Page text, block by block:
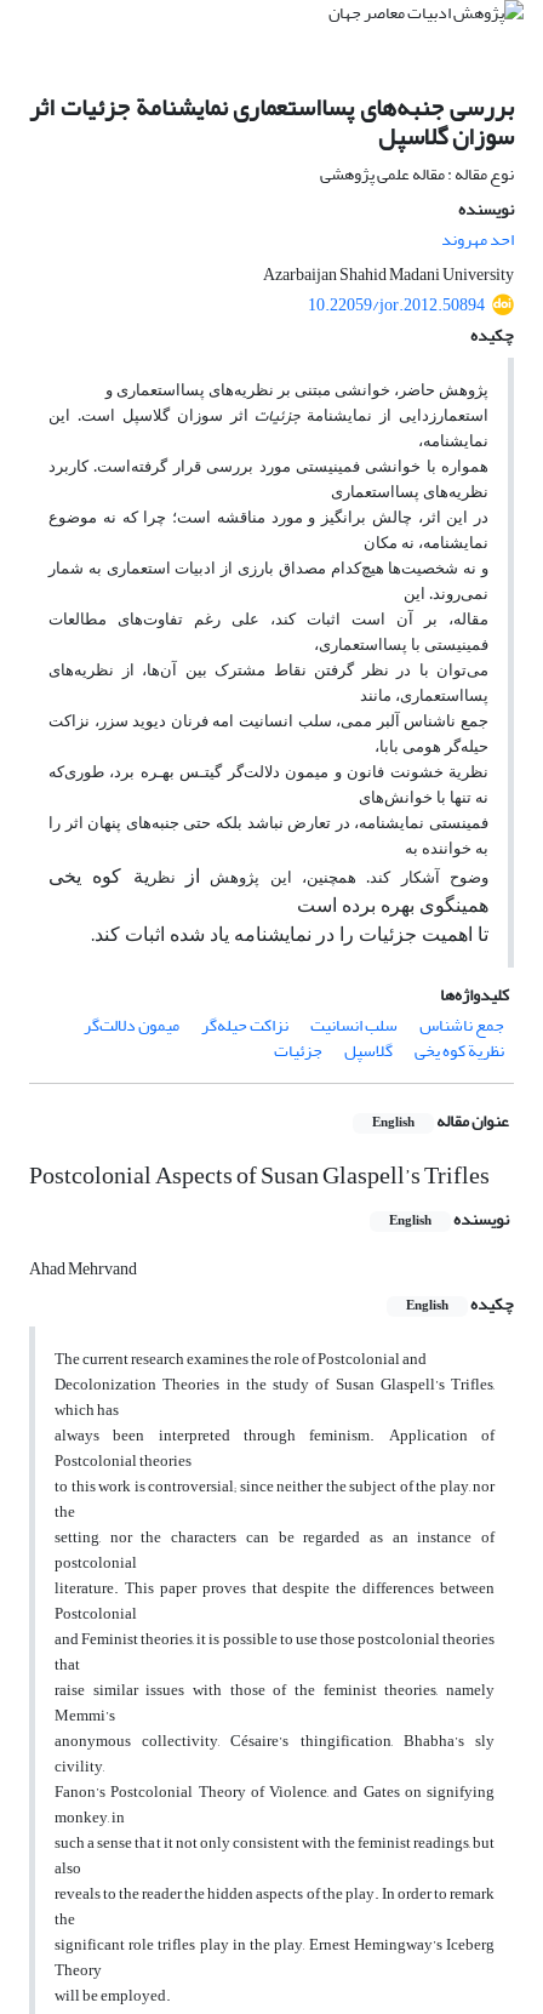
بررسی جنبه‌های پسااستعماری نمایشنامة جزئیات اثر
سوزان گلاسپل
نوع مقاله : مقاله علمی پژوهشی
نویسنده
احد مهروند
Azarbaijan Shahid Madani University
10.22059/jor.2012.50894
چکیده
پژوهش حاضر، خوانشی مبتنی بر نظریه‌های پسااستعماری و
استعمارزدایی از نمایشنامةجزئیات اثر سوزان گلاسپل است. این
نمایشنامه،
همواره با خوانشی فمینیستی مورد بررسی قرار گرفته‌است. کاربرد
نظریه‌های پسااستعماری
در این اثر، چالش برانگیز و مورد مناقشه است؛ چرا که نه موضوع
نمایشنامه، نه مکان
و نه شخصیت‌ها هیچ‌کدام مصداق بارزی از ادبیات استعماری به شمار
نمی‌روند. این
مقاله، بر آن است اثبات کند، علی رغم تفاوت‌های مطالعات
فمینیستی با پسااستعماری،
می‌توان با در نظر گرفتن نقاط مشترک بین آن‌ها، از نظریه‌های
پسا‌استعماری، مانند
جمع ناشناس آلبر ممی، سلب انسانیت امه فرنان دیوید سزر، نزاکت
حیله‌گر هومی بابا،
نظریة خشونت فانون و میمون دلالت‌گر گیتـس بهـره برد، طوری‌که
نه تنها با خوانش‌های
فمینستی نمایشنامه، در تعارض نباشد بلکه حتی جنبه‌های پنهان اثر را
به خواننده به
وضوح آشکار کند. همچنین، این پژوهش از نظر یة کوه یخی
همینگوی بهره برده است
تا اهمیت جزئیات را در نمایشنامه یاد شده اثبات کند.
کلیدواژه‌ها
جمع ناشناس
سلب انسانیت نزاکت حیله‌گر میمون دلالت‌گر
نظریة کوه یخی گلاسپل جزئیات
عنوان مقاله English
Postcolonial Aspects of Susan Glaspell’s Trifles
نویسنده English
Ahad Mehrvand
چکیده
English
The current research examines the role of Postcolonial and
Decolonization Theories in the study of Susan Glaspell’s Trifles,
which has
always been interpreted through feminism. Application of
Postcolonial theories
to this work is controversial; since neither the subject of the play, nor
the
setting, nor the characters can be regarded as an instance of
postcolonial
literature. This paper proves that despite the differences between
Postcolonial
and Feminist theories, it is possible to use those postcolonial theories
that
raise similar issues with those of the feminist theories, namely
Memmi’s
anonymous collectivity, Césaire’s thingification, Bhabha’s sly
civility,
Fanon’s Postcolonial Theory of Violence, and Gates on signifying
monkey, in
such a sense that it not only consistent with the feminist readings, but
also
reveals to the reader the hidden aspects of the play. In order to remark
the
significant role trifles play in the play, Ernest Hemingway’s Iceberg
Theory
will be employed.